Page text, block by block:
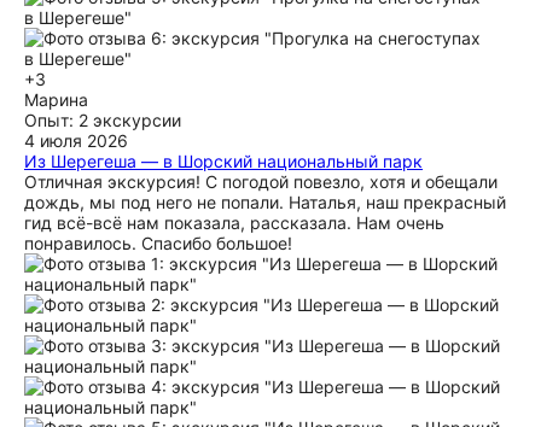
+3
Марина
Опыт: 2 экскурсии
4 июля 2026
Из Шерегеша — в Шорский национальный парк
Отличная экскурсия! С погодой повезло, хотя и обещали
дождь, мы под него не попали. Наталья, наш прекрасный
гид всё-всё нам показала, рассказала. Нам очень
понравилось. Спасибо большое!